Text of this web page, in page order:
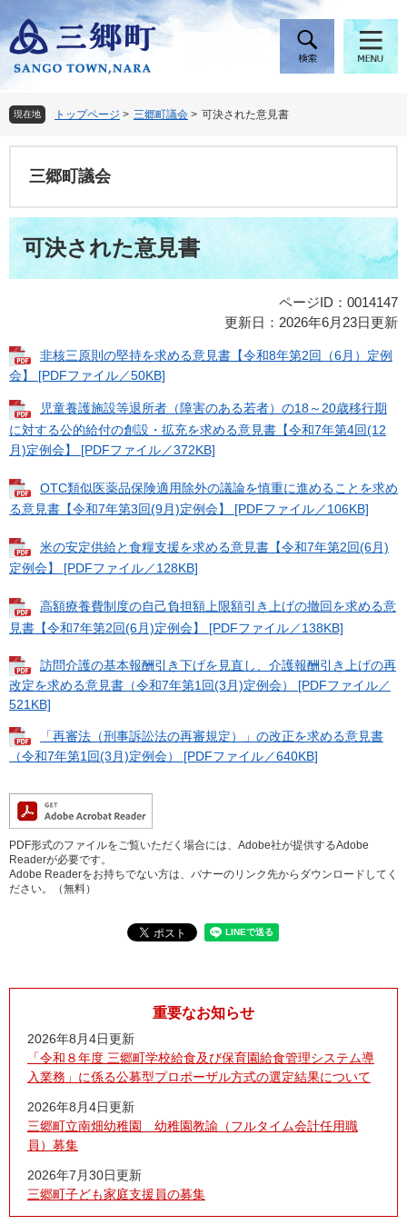
ー
ジ
頭
で
す
ニ
ュ
飛
ば
し
へ
現在地 トップページ > 三郷町議会 > 可決された意見書
三郷町議会
本
文可決された意見書
ページID：0014147
更新日：2026年6月23日更新
非核三原則の堅持を求める意見書【令和8年第2回（6月）定例
会】 [PDFファイル／50KB]
児童養護施設等退所者（障害のある若者）の18～20歳移行期
に対する公的給付の創設・拡充を求める意見書【令和7年第4回(12
月)定例会】 [PDFファイル／372KB]
OTC類似医薬品保険適用除外の議論を慎重に進めることを求め
る意見書【令和7年第3回(9月)定例会】 [PDFファイル／106KB]
米の安定供給と食糧支援を求める意見書【令和7年第2回(6月)
定例会】 [PDFファイル／128KB]
高額療養費制度の自己負担額上限額引き上げの撤回を求める意
見書【令和7年第2回(6月)定例会】 [PDFファイル／138KB]
訪問介護の基本報酬引き下げを見直し、介護報酬引き上げの再
改定を求める意見書（令和7年第1回(3月)定例会） [PDFファイル／
521KB]
「再審法（刑事訴訟法の再審規定）」の改正を求める意見書
（令和7年第1回(3月)定例会） [PDFファイル／640KB]
PDF形式のファイルをご覧いただく場合には、Adobe社が提供するAdobe
Readerが必要です。
Adobe Readerをお持ちでない方は、バナーのリンク先からダウンロードしてく
ださい。（無料）
重要なお知らせ
2026年8月4日更新
「令和８年度 三郷町学校給食及び保育園給食管理システム導
入業務」に係る公募型プロポーザル方式の選定結果について
2026年8月4日更新
三郷町立南畑幼稚園 幼稚園教諭（フルタイム会計任用職
員）募集
2026年7月30日更新
三郷町子ども家庭支援員の募集